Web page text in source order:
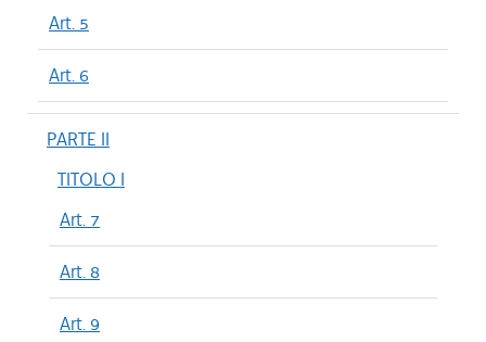
Art. 5
Art. 6
PARTE II
TITOLO I
Art. 7
Art. 8
Art. 9